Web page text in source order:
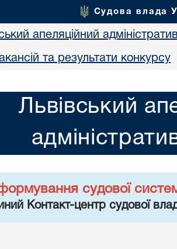
Судова влада
апеляційний
та результати конкурсу
Львівський
судової
Контакт-центр судової